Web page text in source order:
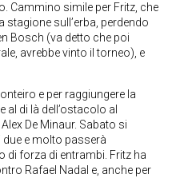
Cammino simile per Fritz, che
stagione sull’erba, perdendo
Bosch (va detto che poi
avrebbe vinto il torneo), e
e per raggiungere la
al di là dell’ostacolo al
De Minaur. Sabato si
e molto passerà
di forza di entrambi. Fritz ha
Rafael Nadal e, anche per